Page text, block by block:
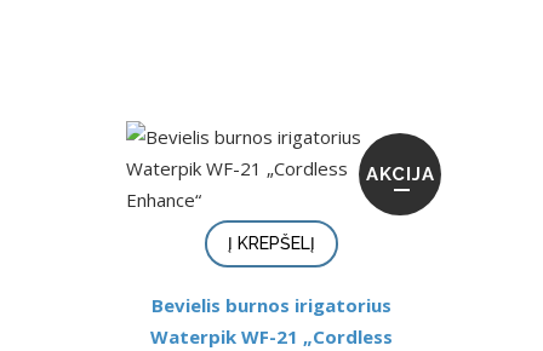
AKCIJA
Į KREPŠELĮ
Bevielis burnos irigatorius
Waterpik WF-21 „Cordless